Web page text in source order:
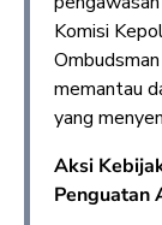
Komisi
memantau
yang
Aksi
Penguatan